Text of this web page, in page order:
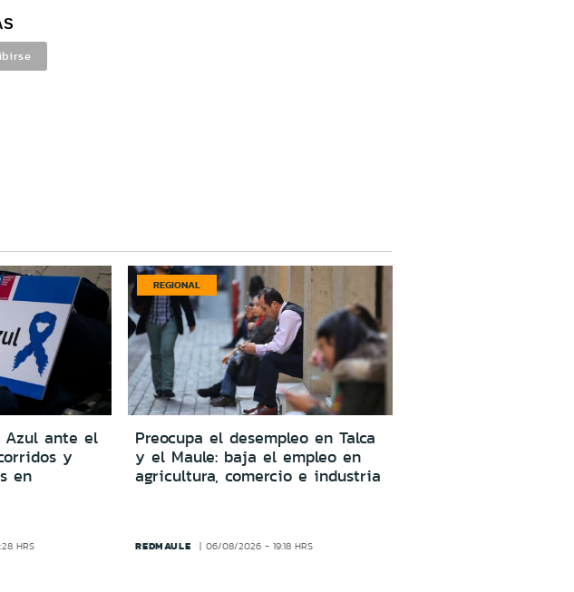
Azul ante el
y
en
HRS
REGIONAL
Preocupa el desempleo en Talca
y el Maule: baja el empleo en
agricultura, comercio e industria
REDMAULE 06/08/2026 - 19:18 HRS